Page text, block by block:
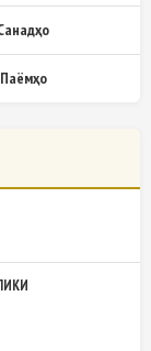
Паёмҳо